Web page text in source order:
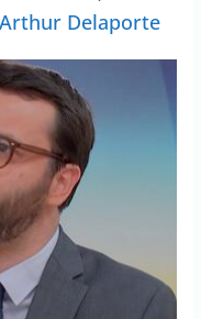
Delaporte